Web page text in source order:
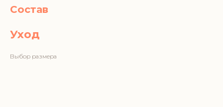
Состав
Уход
Выбор размера